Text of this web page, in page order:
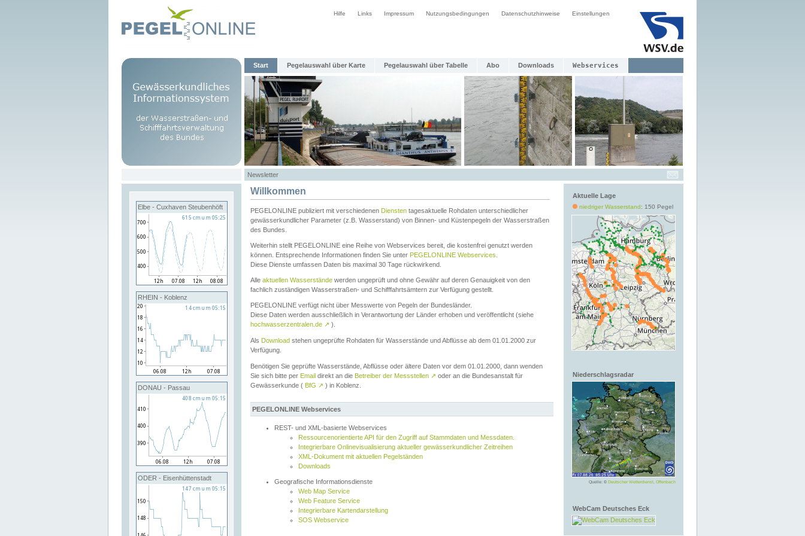
Hilfe Links Impressum Nutzungsbedingungen Datenschutzhinweise Einstellungen
Start Pegelauswahl über Karte Pegelauswahl über Tabelle Abo Downloads Webservices
Newsletter
Elbe - Cuxhaven Steubenhöft
RHEIN - Koblenz
DONAU - Passau
ODER - Eisenhüttenstadt
Aktuelle Lage
niedriger Wasserstand: 150 Pegel
Niederschlagsradar
Quelle: © Deutscher Wetterdienst, Offenbach
WebCam Deutsches Eck
Willkommen
PEGELONLINE publiziert mit verschiedenen Diensten tagesaktuelle Rohdaten unterschiedlicher
gewässerkundlicher Parameter (z.B. Wasserstand) von Binnen- und Küstenpegeln der Wasserstraßen
des Bundes.
Weiterhin stellt PEGELONLINE eine Reihe von Webservices bereit, die kostenfrei genutzt werden
können. Entsprechende Informationen finden Sie unter PEGELONLINE Webservices
Diese Dienste umfassen Daten bis maximal 30 Tage rückwirkend.
Alle aktuellen Wasserstände werden ungeprüft und ohne Gewähr auf deren Genauigkeit von den
fachlich zuständigen Wasserstraßen- und Schifffahrtsämtern zur Verfügung gestellt.
PEGELONLINE verfügt nicht über Messwerte von Pegeln der Bundesländer.
Diese Daten werden ausschließlich in Verantwortung der Länder erhoben und veröffentlicht (siehe
hochwasserzentralen.de ↗ ).
Als Download stehen ungeprüfte Rohdaten für Wasserstände und Abflüsse ab dem 01.01.2000 zur
Verfügung.
Benötigen Sie geprüfte Wasserstände, Abflüsse oder ältere Daten vor dem 01.01.2000, dann wenden
Sie sich bitte per Email direkt an die Betreiber der Messstellen ↗ oder an die Bundesanstalt für
Gewässerkunde ( BfG ↗ ) in Koblenz.
PEGELONLINE Webservices
REST- und XML-basierte Webservices
Ressourcenorientierte API für den Zugriff auf Stammdaten und Messdaten.
Integrierbare Onlinevisualisierung aktueller gewässerkundlicher Zeitreihen
XML-Dokument mit aktuellen Pegelständen
Downloads
Geografische Informationsdienste
Web Map Service
Web Feature Service
Integrierbare Kartendarstellung
SOS Webservice